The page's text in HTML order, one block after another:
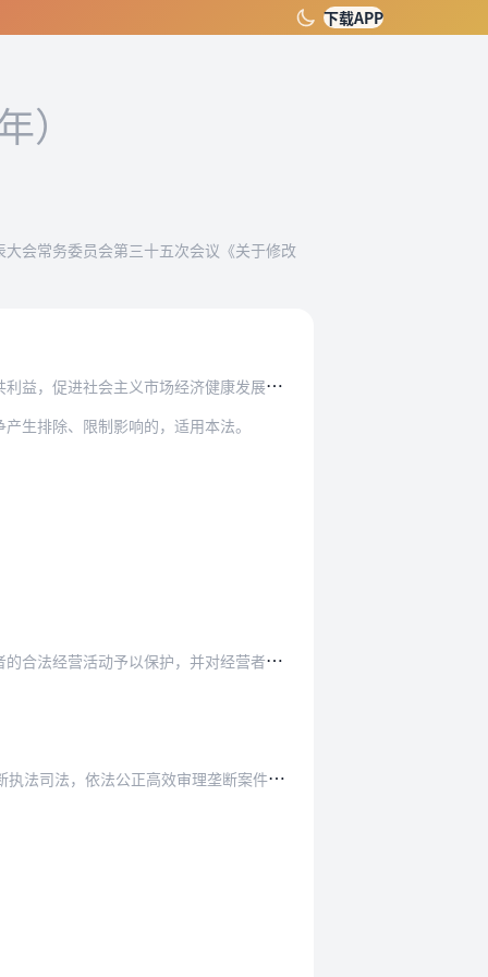
下载APP
）
会常务委员会第三十五次会议《关于修改
社会主义市场经济健康发展，制定本法。
生排除、限制影响的，适用本法。
对经营者的经营行为及其商品和服务的价格依…
垄断案件，健全行政执法和司法衔接机制，维护…